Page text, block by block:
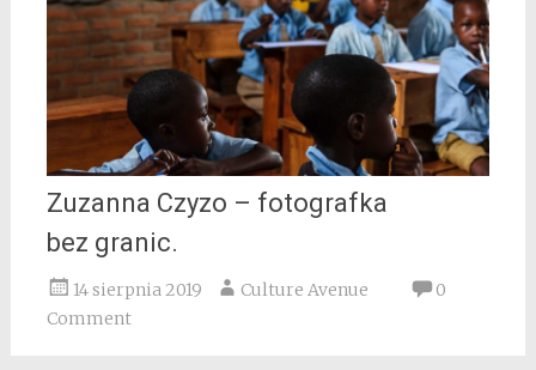
Zuzanna Czyzo – fotografka
bez granic.
14 sierpnia 2019 Culture Avenue
0
Comment